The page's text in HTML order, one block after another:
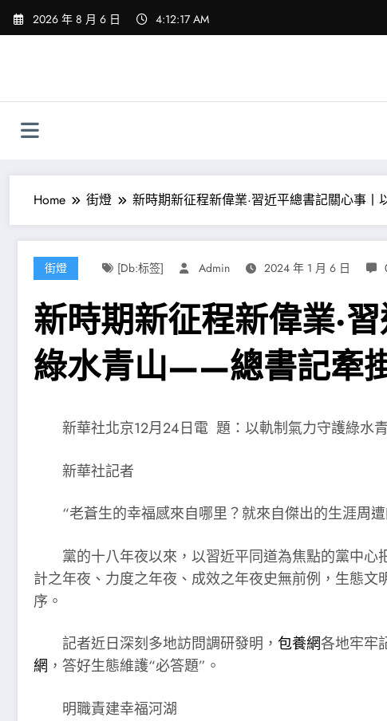
Skip
2026 年 8 月 6 日 4:12:18 AM
Home 街燈 新時期新征程新偉業·習近平總書記關心事
街燈 [db:标签] Admin 2024 年 1 月 6 日
新時期新征程新偉業·
綠水青山——總書記牽
新華社北京12月24日電 題：以軌制氣力守護綠
新華社記者
“老蒼生的幸福感來自哪里？就來自傑出的生涯周
黨的十八年夜以來，以習近平同道為焦點的黨中
計之年夜、力度之年夜、成效之年夜史無前例，生態
序。
記者近日深刻多地訪問調研發明， 包養網各地牢牢
網 ，答好生態維護“必答題”。
明職責建幸福河湖